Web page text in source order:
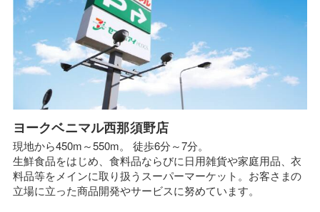
ヨークベニマル西那須野店
現地から450m～550m。 徒歩6分～7分。
生鮮食品をはじめ、食料品ならびに日用雑貨や家庭用品、衣
料品等をメインに取り扱うスーパーマーケット。お客さまの
立場に立った商品開発やサービスに努めています。